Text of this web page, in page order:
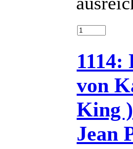
von
King
Jean